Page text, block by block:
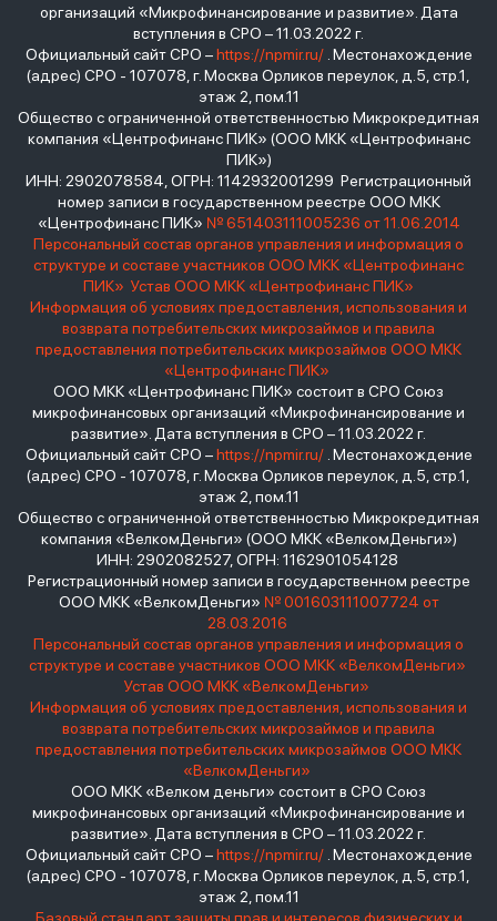
организаций «Микрофинансирование и развитие». Дата
вступления в СРО – 11.03.2022 г.
Официальный сайт СРО –https://npmir.ru/. Местонахождение
(адрес) СРО - 107078, г. Москва Орликов переулок, д.5, стр.1,
этаж 2, пом.11
Общество с ограниченной ответственностью Микрокредитная
компания «Центрофинанс ПИК» (ООО МКК «Центрофинанс
ПИК»)
ИНН: 2902078584, ОГРН: 1142932001299 Регистрационный
номер записи в государственном реестре ООО МКК
«Центрофинанс ПИК» № 651403111005236 от 11.06.2014
Персональный состав органов управления и информация о
структуре и составе участников ООО МКК «Центрофинанс
ПИК» Устав ООО МКК «Центрофинанс ПИК»
Информация об условиях предоставления, использования и
возврата потребительских микрозаймов и правила
предоставления потребительских микрозаймов ООО МКК
«Центрофинанс ПИК»
ООО МКК «Центрофинанс ПИК» состоит в СРО Союз
микрофинансовых организаций «Микрофинансирование и
развитие». Дата вступления в СРО – 11.03.2022 г.
Официальный сайт СРО –https://npmir.ru/. Местонахождение
(адрес) СРО - 107078, г. Москва Орликов переулок, д.5, стр.1,
этаж 2, пом.11
Общество с ограниченной ответственностью Микрокредитная
компания «ВелкомДеньги» (ООО МКК «ВелкомДеньги»)
ИНН: 2902082527, ОГРН: 1162901054128
Регистрационный номер записи в государственном реестре
ООО МКК «ВелкомДеньги» № 001603111007724 от
28.03.2016
Персональный состав органов управления и информация о
структуре и составе участников ООО МКК «ВелкомДеньги»
Устав ООО МКК «ВелкомДеньги»
Информация об условиях предоставления, использования и
возврата потребительских микрозаймов и правила
предоставления потребительских микрозаймов ООО МКК
«ВелкомДеньги»
ООО МКК «Велком деньги» состоит в СРО Союз
микрофинансовых организаций «Микрофинансирование и
развитие». Дата вступления в СРО – 11.03.2022 г.
Официальный сайт СРО –https://npmir.ru/. Местонахождение
(адрес) СРО - 107078, г. Москва Орликов переулок, д.5, стр.1,
этаж 2, пом.11